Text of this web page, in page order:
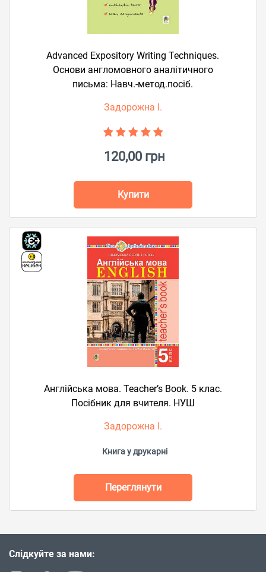
Advanced Expository Writing Techniques.
Основи англомовного аналітичного
письма: Навч.-метод.посіб.
Задорожна І.
120,00 грн
Купити
Англійська мова. Teacher’s Book. 5 клас.
Посібник для вчителя. НУШ
Задорожна І.
Книга у друкарні
Переглянути
Слідкуйте за нами: